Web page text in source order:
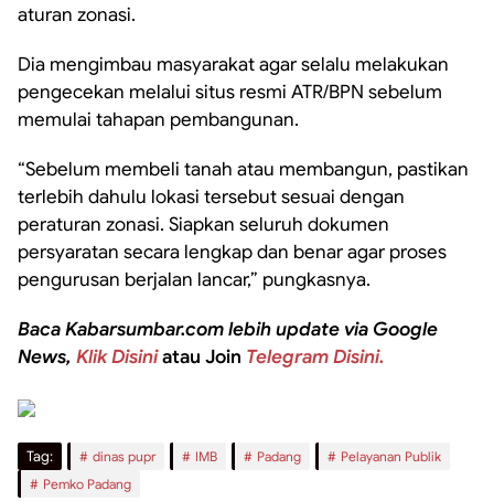
aturan zonasi.
Dia mengimbau masyarakat agar selalu melakukan
pengecekan melalui situs resmi ATR/BPN sebelum
memulai tahapan pembangunan.
“Sebelum membeli tanah atau membangun, pastikan
terlebih dahulu lokasi tersebut sesuai dengan
peraturan zonasi. Siapkan seluruh dokumen
persyaratan secara lengkap dan benar agar proses
pengurusan berjalan lancar,” pungkasnya.
Baca Kabarsumbar.com lebih update via Google
News, Klik Disiniatau Join Telegram Disini.
Tag: dinas pupr IMB Padang
Pelayanan Publik
Pemko Padang